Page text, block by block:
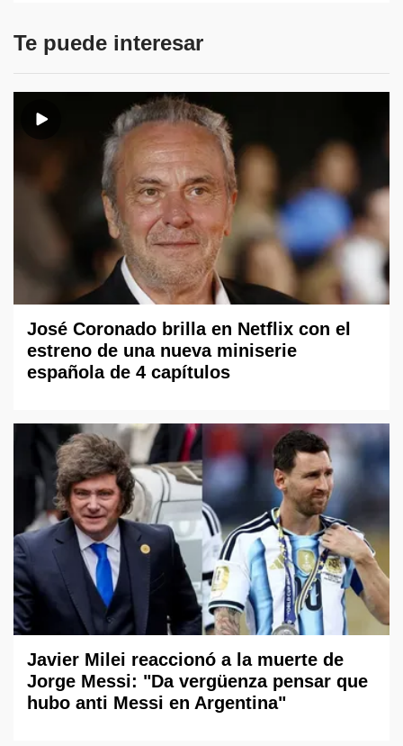
Te puede interesar
José Coronado brilla en Netflix con el
estreno de una nueva miniserie
española de 4 capítulos
Javier Milei reaccionó a la muerte de
Jorge Messi: "Da vergüenza pensar que
hubo anti Messi en Argentina"